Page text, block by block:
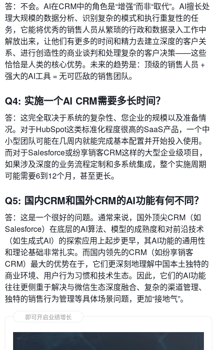
答：不会。AI在CRM中的角色是“增强”而非“取代”。AI擅长处
理大规模的数据分析、识别复杂的模式和执行重复性的任
务，它能将优秀的销售人员从繁琐的行政和数据录入工作中
解放出来，让他们有更多的时间和精力去建立深度的客户关
系、进行创造性的商业谈判和处理复杂的客户决策——这些
恰恰是人类的核心优势。未来的趋势是：顶级的销售人员 +
强大的AI工具 = 无可匹敌的销售团队。
Q4: 实施一个AI CRM需要多长时间？
答：这完全取决于系统的复杂性、您企业的规模以及准备情
况。对于HubSpot这类标准化程度很高的SaaS产品，一个中
小型团队可能在几周内就能完成基本配置并开始投入使用。
而对于Salesforce或纷享销客CRM这样的大型企业级项目，
如果涉及深度的业务流程定制和多系统集成，整个实施周期
可能需要6到12个月，甚至更长。
Q5: 国内CRM和国外CRM的AI功能有何不同？
答：这是一个很好的问题。通常来说，国外顶尖CRM（如
Salesforce）在底层的AI算法、模型的成熟度和对前沿技术
（如生成式AI）的探索应用上起步更早，其AI功能的通用性
和理论基础非常扎实。而国内领先的CRM（如纷享销客
CRM）最大的优势在于，它们更深刻地理解中国本土独特的
商业环境、用户行为习惯和技术生态。因此，它们的AI功能
往往更侧重于解决与微信生态深度融合、复杂的渠道管理、
独特的销售行为管理等具体场景问题，更加“接地气”。
即可开启业绩增长